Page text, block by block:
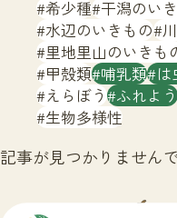
希少種 干潟のい
水辺のいきもの
里地里山のいきも
甲殻類 哺乳類
えらぼう ふれよう
生物多様性
記事が見つかりませんで